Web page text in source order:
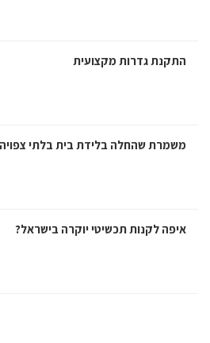
התקנת גדרות מקצועית
משמרת שהחלה בלידת בית בלתי צפויה
איפה לקנות תכשיטי יוקרה בישראל?